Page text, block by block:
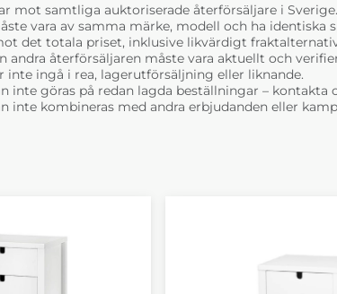
mot samtliga auktoriserade återförsäljare i Sverige.
vara av samma märke, modell och ha identiska
det totala priset, inklusive likvärdigt
andra återförsäljaren måste vara aktuellt och
inte ingå i rea, lagerutförsäljning eller liknande.
inte göras på redan lagda beställningar – kontakta
inte kombineras med andra erbjudanden eller